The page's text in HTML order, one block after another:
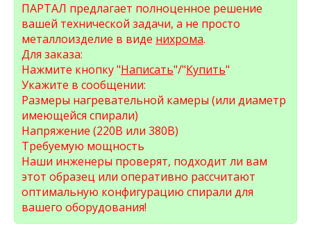
ПАРТАЛ предлагает полноценное решение
вашей технической задачи, а не просто
металлоизделие в виде нихрома.
Для заказа:
Нажмите кнопку "Написать"/"Купить"
Укажите в сообщении:
Размеры нагревательной камеры (или диаметр
имеющейся спирали)
Напряжение (220В или 380В)
Требуемую мощность
Наши инженеры проверят, подходит ли вам
этот образец или оперативно рассчитают
оптимальную конфигурацию спирали для
вашего оборудования!